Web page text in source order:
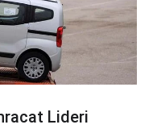
Lideri